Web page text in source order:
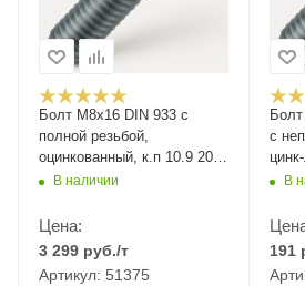
Болт М8х16 DIN 933 с
полной резьбой,
оцинкованный, к.п 10.9 20кг
Т
В наличии
Цена:
3 299 руб./т
Артикул: 51375
с
В
191